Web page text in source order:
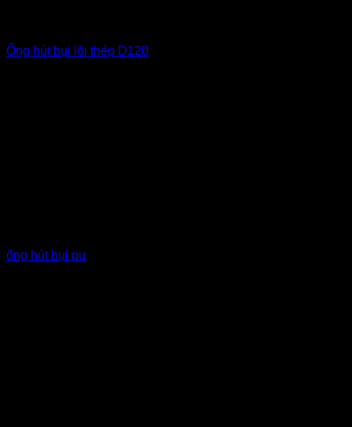
Ống hút bụi lõi thép D120
ống hút bụi pu